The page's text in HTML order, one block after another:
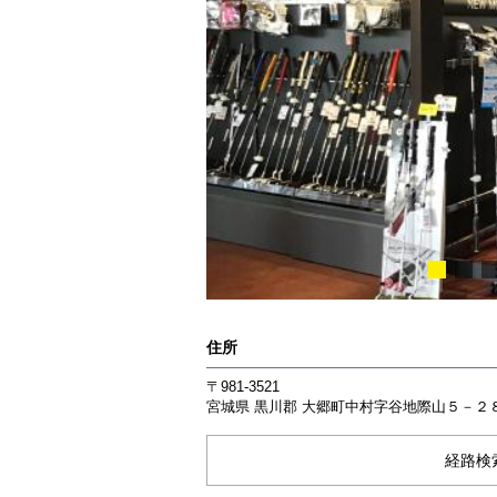
住所
〒981-3521
宮城県 黒川郡 大郷町中村字谷地際山５－２
経路検